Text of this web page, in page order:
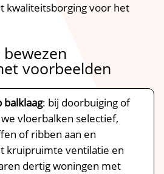
kwaliteitsborging voor het
voorbeelden
: bij doorbuiging of
vloerbalken selectief,
of ribben aan en
kruipruimte ventilatie en
dertig woningen met